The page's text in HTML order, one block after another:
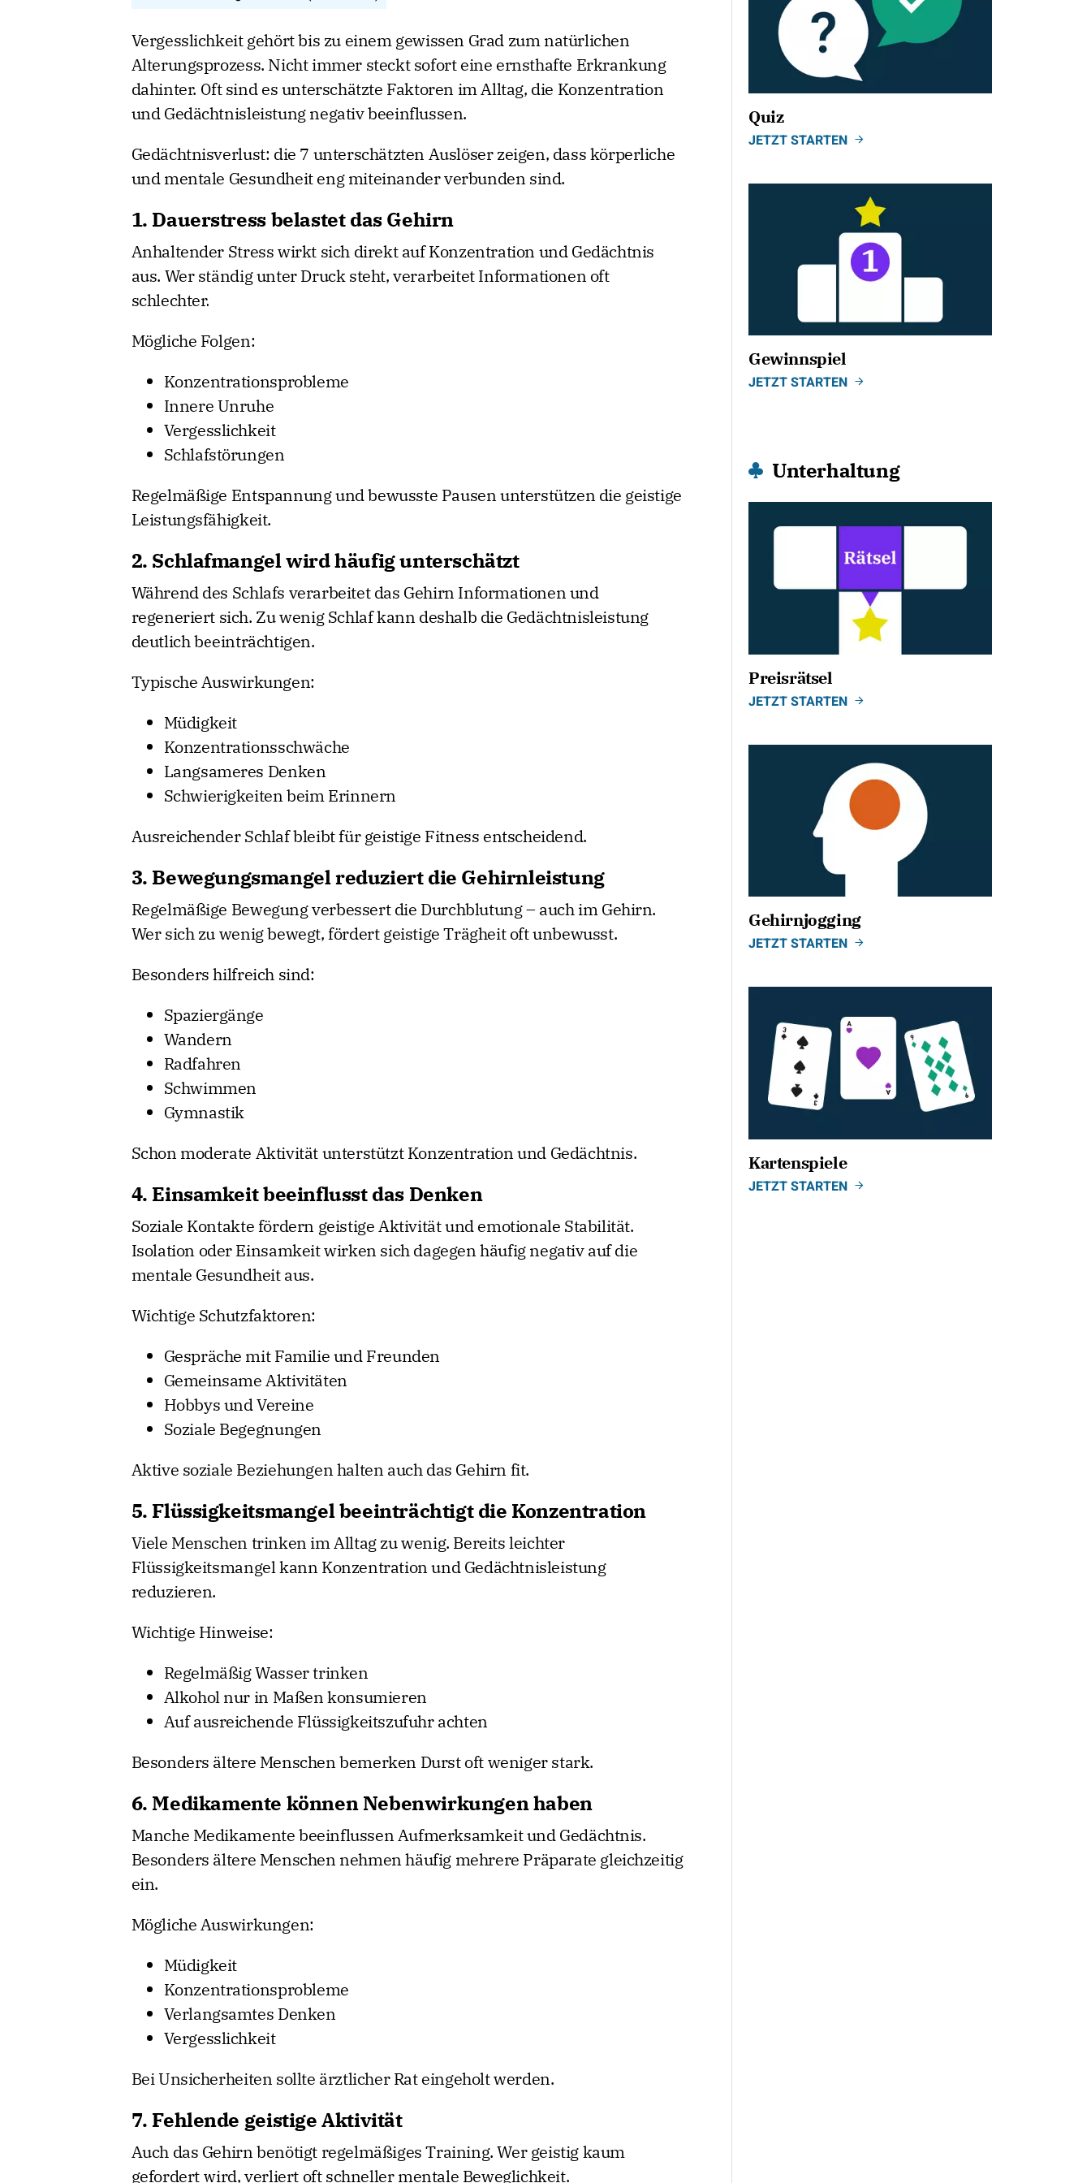
Vergesslichkeit gehört bis zu einem gewissen Grad zum natürlichen
Alterungsprozess. Nicht immer steckt sofort eine ernsthafte Erkrankung
dahinter. Oft sind es unterschätzte Faktoren im Alltag, die Konzentration
und Gedächtnisleistung negativ beeinflussen.
Gedächtnisverlust: die 7 unterschätzten Auslöser zeigen, dass körperliche
und mentale Gesundheit eng miteinander verbunden sind.
1. Dauerstress belastet das Gehirn
Anhaltender Stress wirkt sich direkt auf Konzentration und Gedächtnis
aus. Wer ständig unter Druck steht, verarbeitet Informationen oft
schlechter.
Mögliche Folgen:
Konzentrationsprobleme
Innere Unruhe
Vergesslichkeit
Schlafstörungen
Regelmäßige Entspannung und bewusste Pausen unterstützen die geistige
Leistungsfähigkeit.
2. Schlafmangel wird häufig unterschätzt
Während des Schlafs verarbeitet das Gehirn Informationen und
regeneriert sich. Zu wenig Schlaf kann deshalb die Gedächtnisleistung
deutlich beeinträchtigen.
Typische Auswirkungen:
Müdigkeit
Konzentrationsschwäche
Langsameres Denken
Schwierigkeiten beim Erinnern
Ausreichender Schlaf bleibt für geistige Fitness entscheidend.
3. Bewegungsmangel reduziert die Gehirnleistung
Regelmäßige Bewegung verbessert die Durchblutung – auch im Gehirn.
Wer sich zu wenig bewegt, fördert geistige Trägheit oft unbewusst.
Besonders hilfreich sind:
Spaziergänge
Wandern
Radfahren
Schwimmen
Gymnastik
Schon moderate Aktivität unterstützt Konzentration und Gedächtnis.
4. Einsamkeit beeinflusst das Denken
Soziale Kontakte fördern geistige Aktivität und emotionale Stabilität.
Isolation oder Einsamkeit wirken sich dagegen häufig negativ auf die
mentale Gesundheit aus.
Wichtige Schutzfaktoren:
Gespräche mit Familie und Freunden
Gemeinsame Aktivitäten
Hobbys und Vereine
Soziale Begegnungen
Aktive soziale Beziehungen halten auch das Gehirn fit.
5. Flüssigkeitsmangel beeinträchtigt die Konzentration
Viele Menschen trinken im Alltag zu wenig. Bereits leichter
Flüssigkeitsmangel kann Konzentration und Gedächtnisleistung
reduzieren.
Wichtige Hinweise:
Regelmäßig Wasser trinken
Alkohol nur in Maßen konsumieren
Auf ausreichende Flüssigkeitszufuhr achten
Besonders ältere Menschen bemerken Durst oft weniger stark.
6. Medikamente können Nebenwirkungen haben
Manche Medikamente beeinflussen Aufmerksamkeit und Gedächtnis.
Besonders ältere Menschen nehmen häufig mehrere Präparate gleichzeitig
ein.
Mögliche Auswirkungen:
Müdigkeit
Konzentrationsprobleme
Verlangsamtes Denken
Vergesslichkeit
Bei Unsicherheiten sollte ärztlicher Rat eingeholt werden.
7. Fehlende geistige Aktivität
Auch das Gehirn benötigt regelmäßiges Training. Wer geistig kaum
gefordert wird, verliert oft schneller mentale Beweglichkeit.
Quiz
JETZT STARTEN
Gewinnspiel
JETZT STARTEN
Unterhaltung
Preisrätsel
JETZT STARTEN
Gehirnjogging
JETZT STARTEN
Kartenspiele
JETZT STARTEN